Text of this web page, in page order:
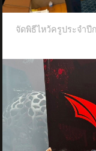
จัดพิธีไหว้ครูประจำปี